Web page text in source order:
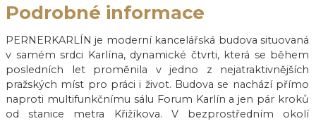
Podrobné informace
PERNERKARLÍN je moderní kancelářská budova situovaná
v samém srdci Karlína, dynamické čtvrti, která se během
posledních let proměnila v jedno z nejatraktivnějších
pražských míst pro práci i život. Budova se nachází přímo
naproti multifunkčnímu sálu Forum Karlín a jen pár kroků
od stanice metra Křižíkova. V bezprostředním okolí